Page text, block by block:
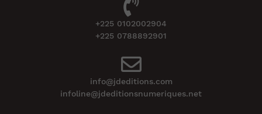
+225 0102002904
+225 0788892901
info@jdeditions.com
infoline@jdeditionsnumeriques.net